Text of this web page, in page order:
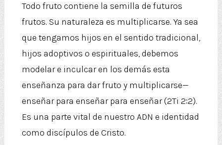
Todo fruto contiene la semilla de futuros
frutos. Su naturaleza es multiplicarse. Ya sea
que tengamos hijos en el sentido tradicional,
hijos adoptivos o espirituales, debemos
modelar e inculcar en los demás esta
enseñanza para dar fruto y multiplicarse—
enseñar para enseñar para enseñar (2Ti 2:2).
Es una parte vital de nuestro ADN e identidad
como discípulos de Cristo.